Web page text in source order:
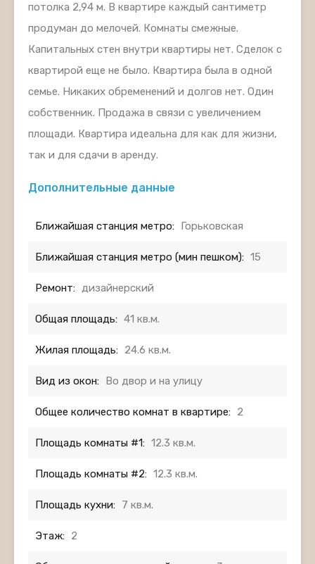
потолка 2,94 м. В квартире каждый сантиметр
продуман до мелочей. Комнаты смежные.
Капитальных стен внутри квартиры нет. Сделок с
квартирой еще не было. Квартира была в одной
семье. Никаких обременений и долгов нет. Один
собственник. Продажа в связи с увеличением
площади. Квартира идеальна для как для жизни,
так и для сдачи в аренду.
Дополнительные данные
Ближайшая станция метро: Горьковская
Ближайшая станция метро (мин пешком): 15
Ремонт: дизайнерский
Общая площадь: 41 кв.м.
Жилая площадь: 24.6 кв.м.
Вид из окон: Во двор и на улицу
Общее количество комнат в квартире: 2
Площадь комнаты #1: 12.3 кв.м.
Площадь комнаты #2: 12.3 кв.м.
Площадь кухни: 7 кв.м.
Этаж: 2